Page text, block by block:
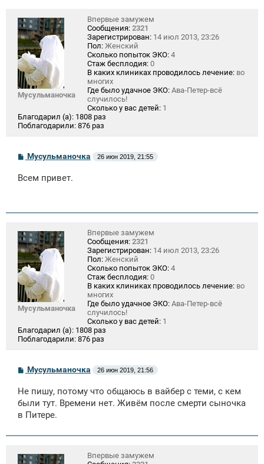
Мусульманочка
Впервые замужем
Сообщения: 2321
Зарегистрирован: 14 июл 2013, 23:26
Пол: Женский
Сколько попыток ЭКО: 4
Стаж бесплодия: 0
В каких клиниках проводилось лечение: во
многих
Где было удачное ЭКО: Ава-Петер-всё
случилось!
Сколько у вас детей: 1
Благодарил (а): 1808 раз
Поблагодарили: 876 раз
С
б
и
Мусульманочка 26 июн 2019, 21:55
Всем привет.
Мусульманочка
Впервые замужем
Сообщения: 2321
Зарегистрирован: 14 июл 2013, 23:26
Пол: Женский
Сколько попыток ЭКО: 4
Стаж бесплодия: 0
В каких клиниках проводилось лечение: во
многих
Где было удачное ЭКО: Ава-Петер-всё
случилось!
Сколько у вас детей: 1
Благодарил (а): 1808 раз
Поблагодарили: 876 раз
С
б
щ
е
н
е
Мусульманочка 26 июн 2019, 21:56
Не пишу, потому что общаюсь в вайбер с теми, с кем
были тут. Времени нет. Живём после смерти сыночка
в Питере.
Впервые замужем